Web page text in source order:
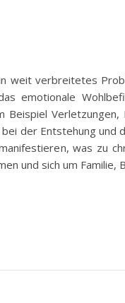
weit verbreitetes
emotionale
Beispiel
der Entstehung und
was zu
und sich um